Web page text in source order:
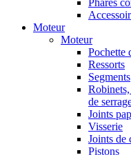
Phares
Moteur
Moteur
Pochette
Ressorts
Segments
de
Joints
Visserie
Joints de
Pistons